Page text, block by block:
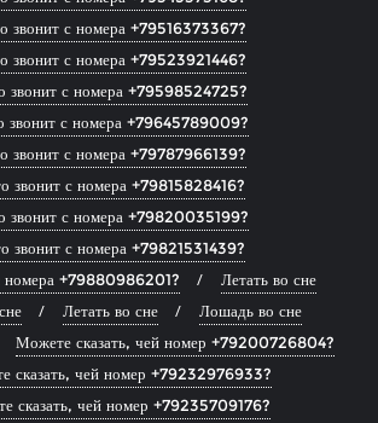
звонит с номера +79516373367?
звонит с номера +79523921446?
звонит с номера +79598524725?
звонит с номера +79645789009?
звонит с номера +79787966139?
звонит с номера +79815828416?
звонит с номера +79820035199?
звонит с номера +79821531439?
номера +79880986201?
Летать во сне
Летать во сне
Лошадь во сне
Можете сказать, чей номер +79200726804?
сказать, чей номер +79232976933?
сказать, чей номер +79235709176?